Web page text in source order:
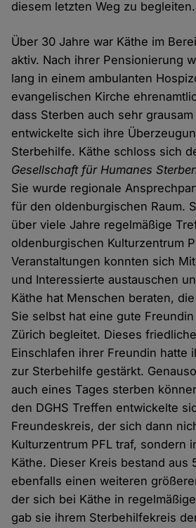
diesem letzten Weg zu begleiten.
Über 30 Jahre war Käthe im
aktiv. Nach ihrer Pensionierung
lang in einem ambulanten
evangelischen Kirche
dass Sterben auch sehr
entwickelte sich ihre
Sterbehilfe. Käthe schloss sich
Gesellschaft für Humanes
Sie wurde regionale
für den oldenburgischen Raum.
über viele Jahre regelmäßige
oldenburgischen Kulturzentrum
Veranstaltungen konnten sich
und Interessierte austauschen
Käthe hat Menschen beraten,
Sie selbst hat eine gute
Zürich begleitet. Dieses
Einschlafen ihrer Freundin hatte
zur Sterbehilfe gestärkt.
auch eines Tages sterben
den DGHS Treffen entwickelte
Freundeskreis, der sich dann
Kulturzentrum PFL traf, sondern
Käthe. Dieser Kreis bestand aus
ebenfalls einen weiteren
der sich bei Käthe in
gab sie ihrem Sterbehilfekreis